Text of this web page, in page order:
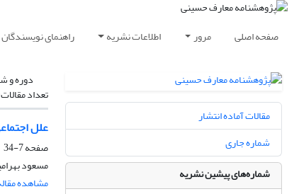
صفحه اصلی مرور اطلاعات نشریه راهنمای نویسندگان
دوره و
تعداد
علل
صفحه7-34
مسعود
مشاهده
مقالات آماده انتشار
شماره جاری
شماره‌های پیشین نشریه